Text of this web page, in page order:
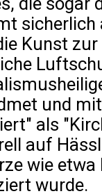
sicherlich
Kunst
und
als
auf
wie
wurde.